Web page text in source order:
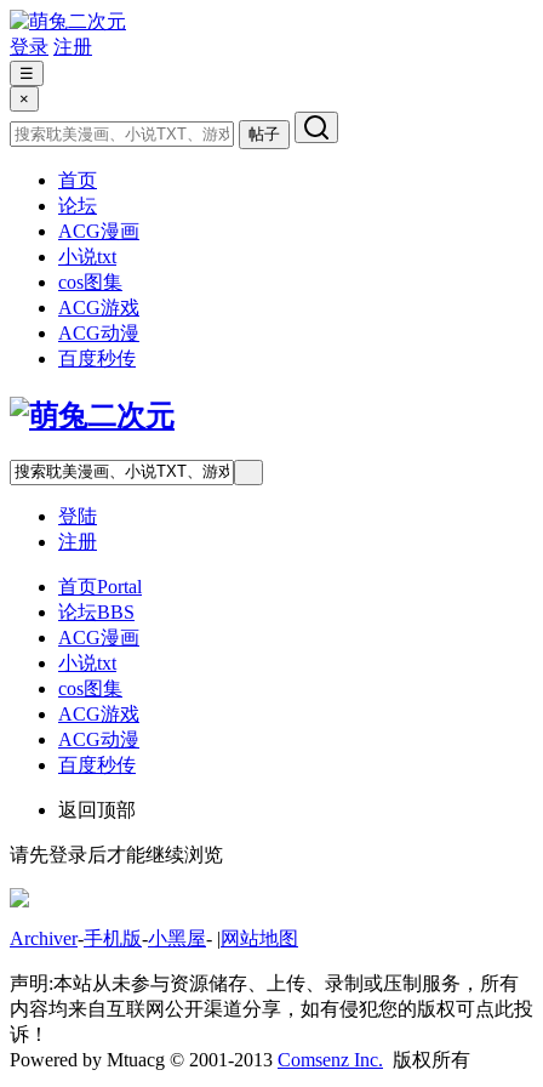
登录 注册
☰
×
帖子
首页
论坛
ACG漫画
小说txt
cos图集
ACG游戏
ACG动漫
百度秒传
登陆
注册
首页Portal
论坛BBS
ACG漫画
小说txt
cos图集
ACG游戏
ACG动漫
百度秒传
返回顶部
请先登录后才能继续浏览
Archiver-手机版-小黑屋- |网站地图
声明:本站从未参与资源储存、上传、录制或压制服务，所有
内容均来自互联网公开渠道分享，如有侵犯您的版权可点此投
诉！
Powered by Mtuacg © 2001-2013 Comsenz Inc. 版权所有